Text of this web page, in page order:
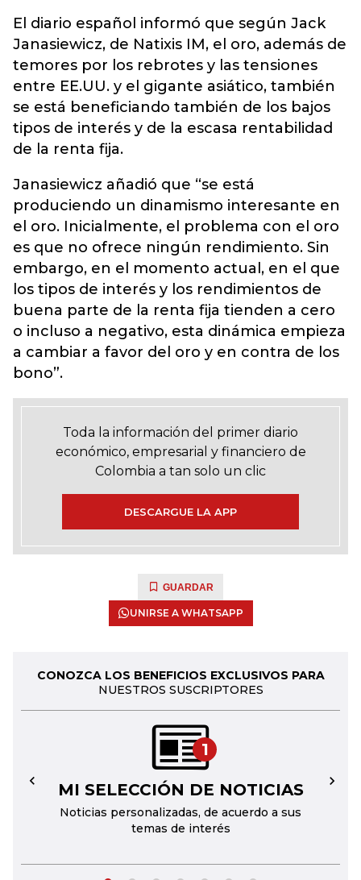
El diario español informó que según Jack
Janasiewicz, de Natixis IM, el oro, además de
temores por los rebrotes y las tensiones
entre EE.UU. y el gigante asiático, también
se está beneficiando también de los bajos
tipos de interés y de la escasa rentabilidad
de la renta fija.
Janasiewicz añadió que “se está
produciendo un dinamismo interesante en
el oro. Inicialmente, el problema con el oro
es que no ofrece ningún rendimiento. Sin
embargo, en el momento actual, en el que
los tipos de interés y los rendimientos de
buena parte de la renta fija tienden a cero
o incluso a negativo, esta dinámica empieza
a cambiar a favor del oro y en contra de los
bono”.
Toda la información del primer diario
económico, empresarial y financiero de
Colombia a tan solo un clic
DESCARGUE LA APP
GUARDAR
UNIRSE A WHATSAPP
CONOZCA LOS BENEFICIOS EXCLUSIVOS PARA
NUESTROS SUSCRIPTORES
1
MI SELECCIÓN DE NOTICIAS
Noticias personalizadas, de acuerdo a sus
temas de interés
← →